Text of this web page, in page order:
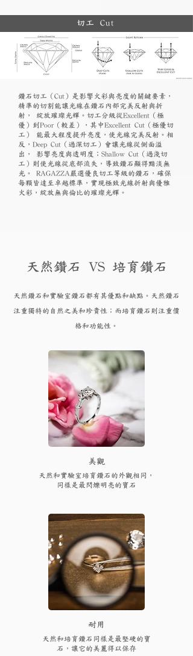
切工 Cut
鑽石切工（Cut）是影響火彩與亮度的關鍵要素，
精準的切割能讓光線在鑽石內部完美反射與折
射， 綻放璀璨光輝。切工分級從Excellent（極
優）到Poor（較差），其中Excellent Cut（極優切
工） 能最大程度提升亮度，使光線完美反射。相
反，Deep Cut（過深切工）會讓光線從側面溢
出， 影響亮度與透明度；Shallow Cut（過淺切
工）則使光線從底部流失，導致鑽石顯得黯淡無
光。 RAGAZZA嚴選優良切工等級的鑽石，確保
每顆皆達至卓越標準，實現極致光線折射與優雅
火彩，綻放無與倫比的璀璨光輝。
天然鑽石 VS 培育鑽石
天然鑽石和實驗室鑽石都有其優點和缺點。天然鑽石
注重獨特的自然之美和珍貴性；而培育鑽石則注重價
格和功能性。
​美觀
天然和實驗室培育鑽石的外觀相同，
同樣是最閃爍明亮的寶石
耐用
天然和培育鑽石同樣是最堅硬的寶
石，讓它的美麗得以保存